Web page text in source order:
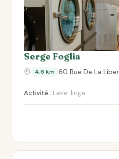
Serge Foglia
4.6 km 60 Rue De La
Activité : Lave-linge